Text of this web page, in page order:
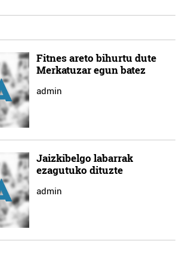
Fitnes areto bihurtu dute
Merkatuzar egun batez
admin
Jaizkibelgo labarrak
ezagutuko dituzte
admin